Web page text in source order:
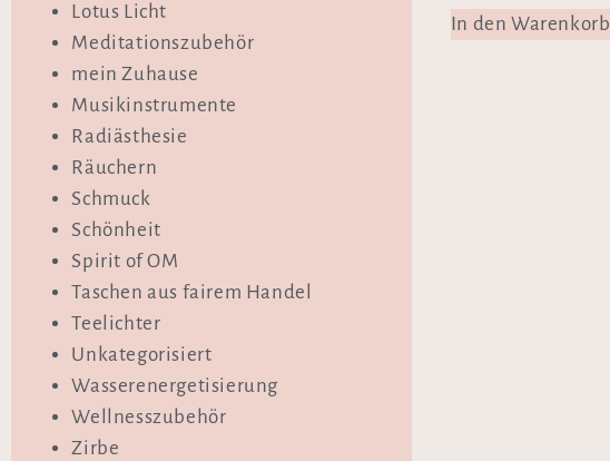
Lotus Licht
Meditationszubehör
mein Zuhause
Musikinstrumente
Radiästhesie
Räuchern
Schmuck
Schönheit
Spirit of OM
Taschen aus fairem Handel
Teelichter
Unkategorisiert
Wasserenergetisierung
Wellnesszubehör
Zirbe
In den Warenkorb